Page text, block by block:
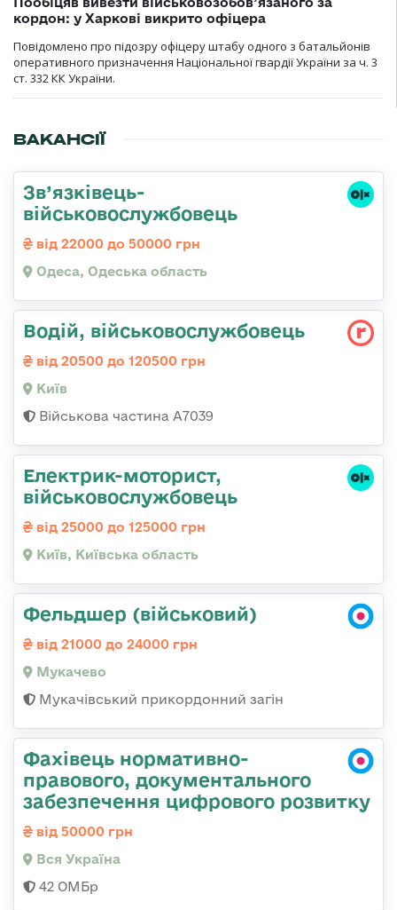
кордон: у Харкові викрито офіцера
Повідомлено про підозру офіцеру штабу одного з батальйонів
оперативного призначення Національної гвардії України за ч. 3
ст. 332 КК України.
ВАКАНСІЇ
Зв’язківець-
військовослужбовець
від 22000 до 50000 грн
Одеса, Одеська область
Водій, військовослужбовець
від 20500 до 120500 грн
Київ
Військова частина А7039
Електрик-моторист,
військовослужбовець
від 25000 до 125000 грн
Київ, Київська область
Фельдшер (військовий)
від 21000 до 24000 грн
Мукачево
Мукачівський прикордонний загін
Фахівець нормативно-
правового, документального
забезпечення цифрового розвитку
від 50000 грн
Вся Україна
42 ОМБр